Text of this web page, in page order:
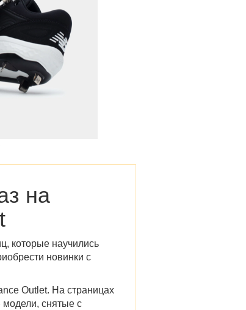
на
которые научились
новинки с
Outlet. На страницах
модели, снятые с